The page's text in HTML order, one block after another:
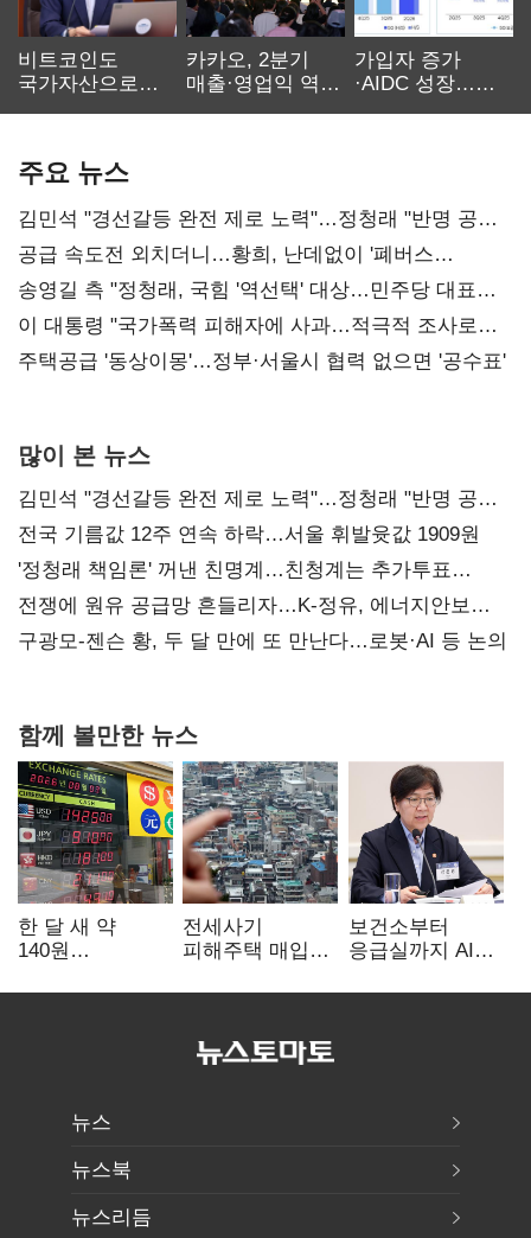
비트코인도
국가자산으로…'
카카오, 2분기
매출·영업익 역대
가입자 증가
·AIDC 성장…
주요 뉴스
김민석 "경선갈등 완전 제로 노력"…정청래 "반명 공세
사과부터"
공급 속도전 외치더니…황희, 난데없이 '폐버스
리모델링' 제안
송영길 측 "정청래, 국힘 '역선택' 대상…민주당 대표로
총선 지휘 못해"
이 대통령 "국가폭력 피해자에 사과…적극적 조사로
진실 밝혀야"
주택공급 '동상이몽'…정부·서울시 협력 없으면 '공수표'
많이 본 뉴스
김민석 "경선갈등 완전 제로 노력"…정청래 "반명 공세
사과부터"
전국 기름값 12주 연속 하락…서울 휘발윳값 1909원
'정청래 책임론' 꺼낸 친명계…친청계는 추가투표
때리기
전쟁에 원유 공급망 흔들리자…K-정유, 에너지안보
핵심으로 재부상
구광모-젠슨 황, 두 달 만에 또 만난다…로봇·AI 등 논의
함께 볼만한 뉴스
한 달 새 약
140원
엔저'에 원화
전세사기
피해주택 매입
누적 피해자
보건소부터
응급실까지 AI
혁신 본격화
뉴스
뉴스북
뉴스리듬